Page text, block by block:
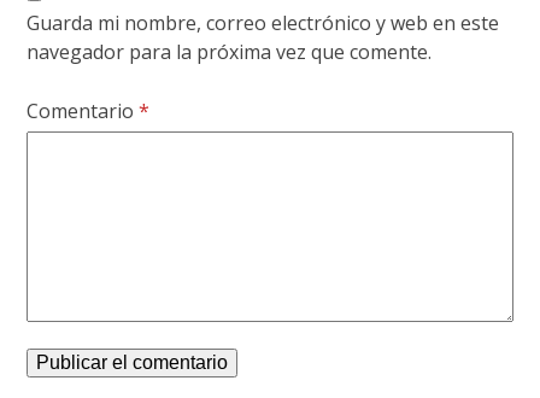
Guarda mi nombre, correo electrónico y web en este
navegador para la próxima vez que comente.
Comentario*